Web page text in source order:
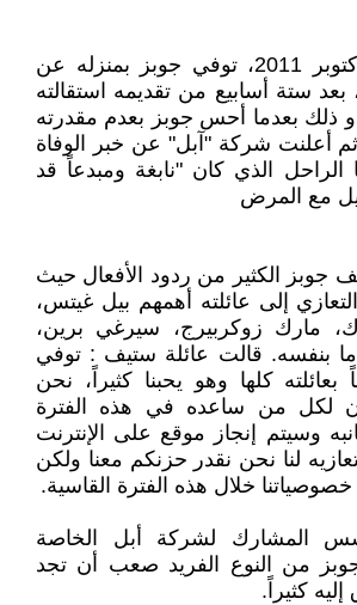
في الخامس من أكتوبر 2011، توفي جوبز بمنزله عن
56 عاماً، بعد ستة أسابيع من تقديمه استقالته
.و ذلك بعدما أحس جوبز بعدم مقدرته
أعلنت شركة "آبل" عن خبر الوفاة
الذي كان "نابغة ومبدعاً قد
مع المرض
جوبز الكثير من ردود الأفعال حيث
إلى عائلته أهمهم بيل غيتس،
مارك زوكربيرج، سيرغي برين،
بنفسه. قالت عائلة ستيف : توفي
كلها وهو يحبنا كثيراً، نحن
لكل من ساعده في هذه الفترة
وسيتم إنجاز موقع على الإنترنت
لنا نحن نقدر حزنكم معنا ولكن
خلال هذه الفترة القاسية.
المشارك لشركة أبل الخاصة
جوبز من النوع الفريد صعب أن تجد
كثيراً.